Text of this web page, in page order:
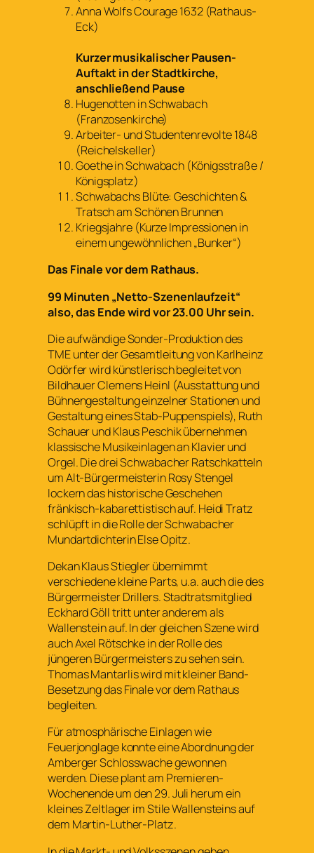
Anna Wolfs Courage 1632 (Rathaus-
Eck)
Kurzer musikalischer Pausen-
Auftakt in der Stadtkirche,
anschließend Pause
Hugenotten in Schwabach
(Franzosenkirche)
Arbeiter- und Studentenrevolte 1848
(Reichelskeller)
Goethe in Schwabach (Königsstraße /
Königsplatz)
Schwabachs Blüte: Geschichten &
Tratsch am Schönen Brunnen
Kriegsjahre (Kurze Impressionen in
einem ungewöhnlichen „Bunker“)
Das Finale vor dem Rathaus.
99 Minuten „Netto-Szenenlaufzeit“
also, das Ende wird vor 23.00 Uhr sein.
Die aufwändige Sonder-Produktion des
TME unter der Gesamtleitung von Karlheinz
Odörfer wird künstlerisch begleitet von
Bildhauer Clemens Heinl (Ausstattung und
Bühnengestaltung einzelner Stationen und
Gestaltung eines Stab-Puppenspiels), Ruth
Schauer und Klaus Peschik übernehmen
klassische Musikeinlagen an Klavier und
Orgel. Die drei Schwabacher Ratschkatteln
um Alt-Bürgermeisterin Rosy Stengel
lockern das historische Geschehen
fränkisch-kabarettistisch auf. Heidi Tratz
schlüpft in die Rolle der Schwabacher
Mundartdichterin Else Opitz.
Dekan Klaus Stiegler übernimmt
verschiedene kleine Parts, u.a. auch die des
Bürgermeister Drillers. Stadtratsmitglied
Eckhard Göll tritt unter anderem als
Wallenstein auf. In der gleichen Szene wird
auch Axel Rötschke in der Rolle des
jüngeren Bürgermeisters zu sehen sein.
Thomas Mantarlis wird mit kleiner Band-
Besetzung das Finale vor dem Rathaus
begleiten.
Für atmosphärische Einlagen wie
Feuerjonglage konnte eine Abordnung der
Amberger Schlosswache gewonnen
werden. Diese plant am Premieren-
Wochenende um den 29. Juli herum ein
kleines Zeltlager im Stile Wallensteins auf
dem Martin-Luther-Platz.